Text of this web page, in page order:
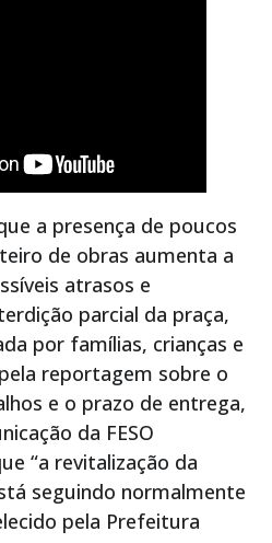
a presença de poucos
de obras aumenta a
atrasos e
parcial da praça,
por famílias, crianças e
reportagem sobre o
e o prazo de entrega,
da FESO
“a revitalização da
seguindo normalmente
pela Prefeitura